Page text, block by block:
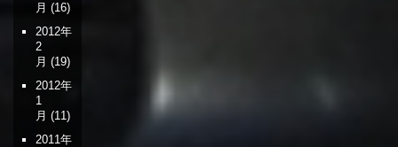
月 (16)
2012年
2
月 (19)
2012年
1
月 (11)
2011年